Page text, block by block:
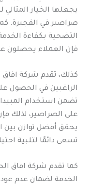
يجعلها الخيار
صراصير في الفجيرة.
التضحية بكفاءة
فإن العملاء يحصلون
كذلك، تقدم شركة افاق
الراغبين في الحصول
تضمن استخدام
على الصراصير، لذلك
يحقق أفضل توازن بين
تسعى دائمًا لتلبية
كما تقدم شركة افاق
الخدمة لضمان عدم